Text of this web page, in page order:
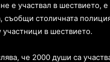
е участвал в шествието,
съобщи столичната
в шествието.
че 2000 души са